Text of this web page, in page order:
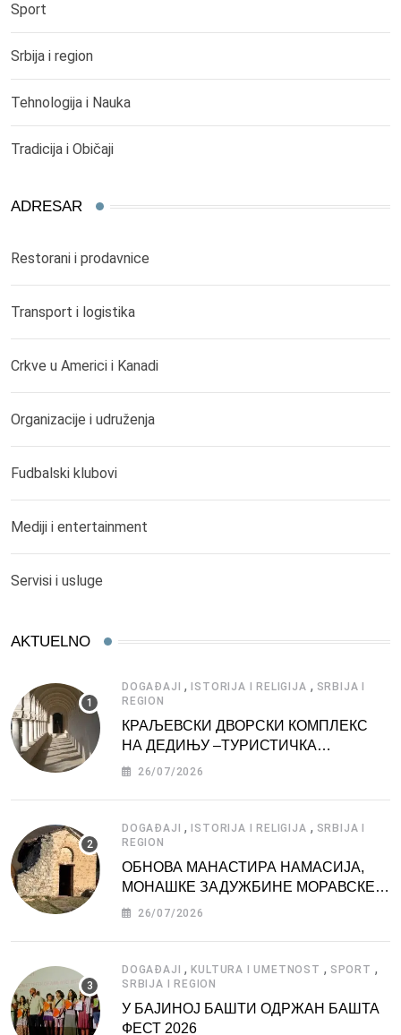
Sport
Srbija i region
Tehnologija i Nauka
Tradicija i Običaji
ADRESAR
Restorani i prodavnice
Transport i logistika
Crkve u Americi i Kanadi
Organizacije i udruženja
Fudbalski klubovi
Mediji i entertainment
Servisi i usluge
AKTUELNO
DOGAĐAJI , ISTORIJA I RELIGIJA , SRBIJA I
REGION
КРАЉЕВСКИ ДВОРСКИ КОМПЛЕКС
НА ДЕДИЊУ –ТУРИСТИЧКА
АТРАКЦИЈА
26/07/2026
DOGAĐAJI , ISTORIJA I RELIGIJA , SRBIJA I
REGION
ОБНОВА МАНАСТИРА НАМАСИЈА,
МОНАШКЕ ЗАДУЖБИНЕ МОРАВСКЕ
СРБИЈЕ
26/07/2026
DOGAĐAJI ,KULTURA I UMETNOST , SPORT ,
SRBIJA I REGION
У БАЈИНОЈ БАШТИ ОДРЖАН БАШТА
ФЕСТ 2026